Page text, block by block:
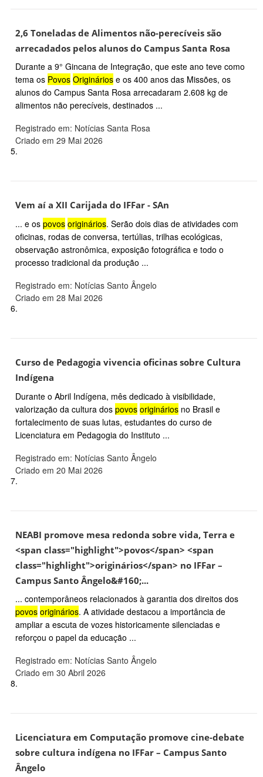
2,6 Toneladas de Alimentos não-perecíveis são
arrecadados pelos alunos do Campus Santa Rosa
Durante a 9° Gincana de Integração, que este ano teve como
tema os Povos Originários e os 400 anos das Missões, os
alunos do Campus Santa Rosa arrecadaram 2.608 kg de
alimentos não perecíveis, destinados ...
Registrado em: Notícias Santa Rosa
Criado em 29 Mai 2026
5.
Vem aí a XII Carijada do IFFar - SAn
... e os povos originários. Serão dois dias de atividades com
oficinas, rodas de conversa, tertúlias, trilhas ecológicas,
observação astronômica, exposição fotográfica e todo o
processo tradicional da produção ...
Registrado em: Notícias Santo Ângelo
Criado em 28 Mai 2026
6.
Curso de Pedagogia vivencia oficinas sobre Cultura
Indígena
Durante o Abril Indígena, mês dedicado à visibilidade,
valorização da cultura dos povos originários no Brasil e
fortalecimento de suas lutas, estudantes do curso de
Licenciatura em Pedagogia do Instituto ...
Registrado em: Notícias Santo Ângelo
Criado em 20 Mai 2026
7.
NEABI promove mesa redonda sobre vida, Terra e
<span class="highlight">povos</span> <span
class="highlight">originários</span> no IFFar –
Campus Santo Ângelo&#160;...
... contemporâneos relacionados à garantia dos direitos dos
povos originários. A atividade destacou a importância de
ampliar a escuta de vozes historicamente silenciadas e
reforçou o papel da educação ...
Registrado em: Notícias Santo Ângelo
Criado em 30 Abril 2026
8.
Licenciatura em Computação promove cine-debate
sobre cultura indígena no IFFar – Campus Santo
Ângelo